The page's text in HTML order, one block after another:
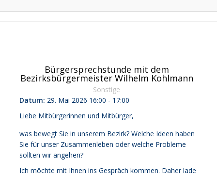
Bürgersprechstunde mit dem
Bezirksbürgermeister Wilhelm Kohlmann
Sonstige
Datum: 29. Mai 2026 16:00 - 17:00
Liebe Mitbürgerinnen und Mitbürger,
was bewegt Sie in unserem Bezirk? Welche Ideen haben
Sie für unser Zusammenleben oder welche Probleme
sollten wir angehen?
Ich möchte mit Ihnen ins Gespräch kommen. Daher lade